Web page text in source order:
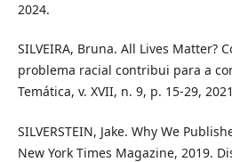
2024.
SILVEIRA, Bruna. All Lives Matter?
problema racial contribui para a
Temática, v. XVII, n. 9, p. 15-29,
SILVERSTEIN, Jake. Why We
New York Times Magazine, 2019.